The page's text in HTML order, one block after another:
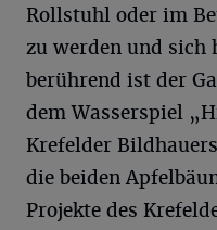
Rollstuhl oder im
zu werden und sich
berührend ist der
dem Wasserspiel
Krefelder
die beiden
Projekte des